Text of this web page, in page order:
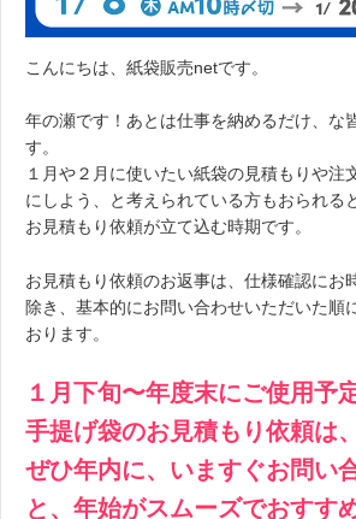
こんにちは、紙袋販売netです。
年の瀬です！あとは仕事を納めるだけ、な
す。
１月や２月に使いたい紙袋の見積もりや注
にしよう、と考えられている方もおられる
お見積もり依頼が立て込む時期です。
お見積もり依頼のお返事は、仕様確認にお
除き、基本的にお問い合わせいただいた順
おります。
１月下旬〜年度末にご使用予
手提げ袋のお見積もり依頼は、
ぜひ年内に、いますぐお問い
と、年始がスムーズでおすす